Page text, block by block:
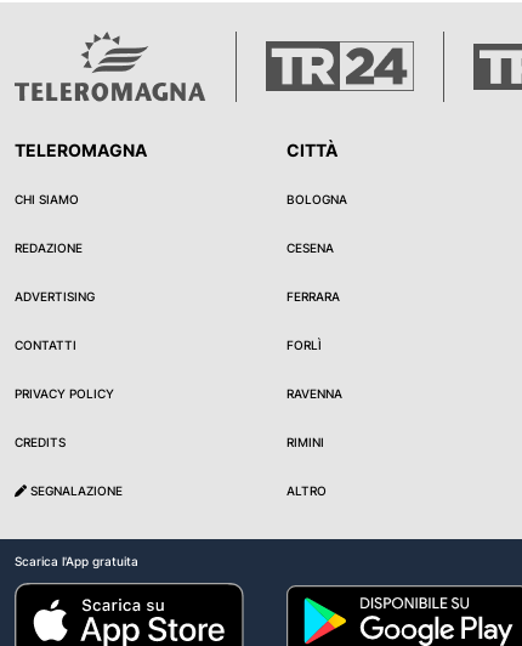
TELEROMAGNA
CHI SIAMO
REDAZIONE
ADVERTISING
CONTATTI
PRIVACY POLICY
CREDITS
SEGNALAZIONE
CITTÀ
BOLOGNA
CESENA
FERRARA
FORLÌ
RAVENNA
RIMINI
ALTRO
Scarica l'App gratuita